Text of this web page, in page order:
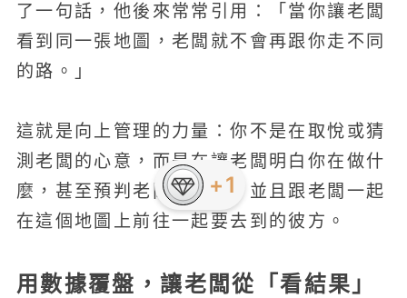
了一句話，他後來常常引用：「當你讓老闆
看到同一張地圖，老闆就不會再跟你走不同
的路。」
這就是向上管理的力量：你不是在取悅或猜
測老闆的心意，而是在讓老闆明白你在做什
麼，甚至預判老闆的預判，並且跟老闆一起
在這個地圖上前往一起要去到的彼方。
用數據覆盤，讓老闆從「看結果」
+1